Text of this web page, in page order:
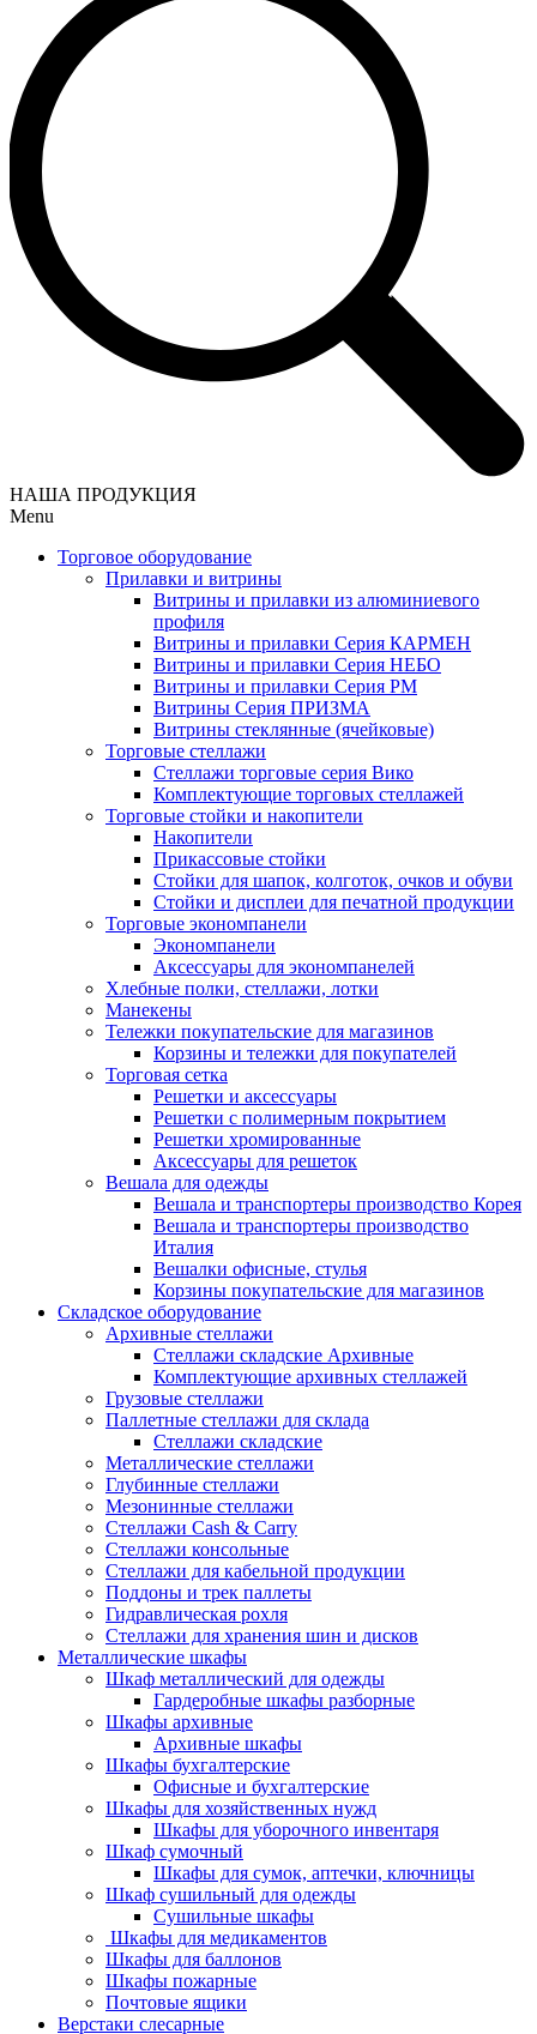
НАША ПРОДУКЦИЯ
Menu
Торговое оборудование
Прилавки и витрины
Витрины и прилавки из алюминиевого
профиля
Витрины и прилавки Серия КАРМЕН
Витрины и прилавки Серия НЕБО
Витрины и прилавки Серия РМ
Витрины Серия ПРИЗМА
Витрины стеклянные (ячейковые)
Торговые стеллажи
Стеллажи торговые серия Вико
Комплектующие торговых стеллажей
Торговые стойки и накопители
Накопители
Прикассовые стойки
Стойки для шапок, колготок, очков и обуви
Стойки и дисплеи для печатной продукции
Торговые экономпанели
Экономпанели
Аксессуары для экономпанелей
Хлебные полки, стеллажи, лотки
Манекены
Тележки покупательские для магазинов
Корзины и тележки для покупателей
Торговая сетка
Решетки и аксессуары
Решетки с полимерным покрытием
Решетки хромированные
Аксессуары для решеток
Вешала для одежды
Вешала и транспортеры производство Корея
Вешала и транспортеры производство
Италия
Вешалки офисные, стулья
Корзины покупательские для магазинов
Складское оборудование
Архивные стеллажи
Стеллажи складские Архивные
Комплектующие архивных стеллажей
Грузовые стеллажи
Паллетные стеллажи для склада
Стеллажи складские
Металлические стеллажи
Глубинные стеллажи
Мезонинные стеллажи
Стеллажи Cash & Carry
Стеллажи консольные
Стеллажи для кабельной продукции
Поддоны и трек паллеты
Гидравлическая рохля
Стеллажи для хранения шин и дисков
Металлические шкафы
Шкаф металлический для одежды
Гардеробные шкафы разборные
Шкафы архивные
Архивные шкафы
Шкафы бухгалтерские
Офисные и бухгалтерские
Шкафы для хозяйственных нужд
Шкафы для уборочного инвентаря
Шкаф сумочный
Шкафы для сумок, аптечки, ключницы
Шкаф сушильный для одежды
Сушильные шкафы
Шкафы для медикаментов
Шкафы для баллонов
Шкафы пожарные
Почтовые ящики
Верстаки слесарные